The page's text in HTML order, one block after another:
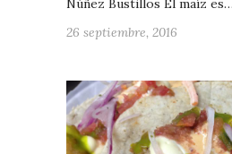
Núñez Bustillos El maíz es…
26 septiembre, 2016